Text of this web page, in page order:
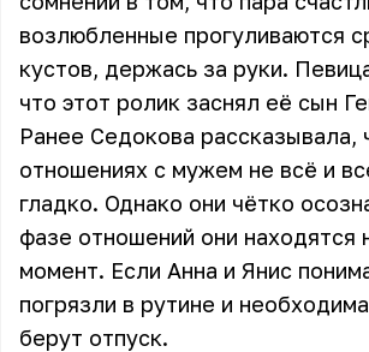
возлюбленные прогуливаются
кустов, держась за руки.
что этот ролик заснял её сын
Ранее Седокова рассказывала,
отношениях с мужем не всё и
гладко. Однако они чётко
фазе отношений они находятся
момент. Если Анна и Янис
погрязли в рутине и
берут отпуск.